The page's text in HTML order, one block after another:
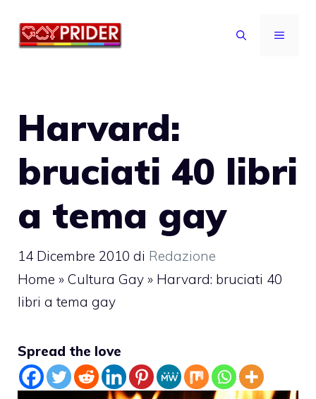
MENU
Harvard:
bruciati 40 libri
a tema gay
14 Dicembre 2010 di Redazione
Home » Cultura Gay » Harvard: bruciati 40
libri a tema gay
Spread the love